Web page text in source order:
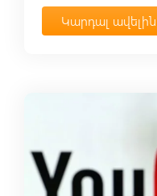
Կարդալ ավելին